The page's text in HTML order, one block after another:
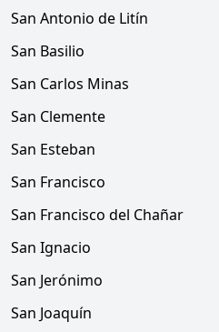
San Antonio de Litín
San Basilio
San Carlos Minas
San Clemente
San Esteban
San Francisco
San Francisco del Chañar
San Ignacio
San Jerónimo
San Joaquín